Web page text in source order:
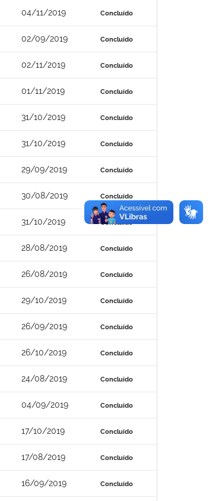
04/11/2019 Concluído
02/09/2019 Concluído
02/11/2019 Concluído
01/11/2019 Concluído
31/10/2019 Concluído
31/10/2019 Concluído
29/09/2019 Concluído
30/08/2019 Concluído
31/10/2019 Concluído
28/08/2019 Concluído
26/08/2019 Concluído
29/10/2019 Concluído
26/09/2019 Concluído
26/10/2019 Concluído
24/08/2019 Concluído
04/09/2019 Concluído
17/10/2019 Concluído
17/08/2019 Concluído
16/09/2019 Concluído